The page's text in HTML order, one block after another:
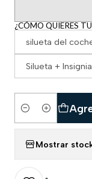
¿CÓMO QUIERES
silueta del
Silueta + Insignia
Cantidad
Mostrar